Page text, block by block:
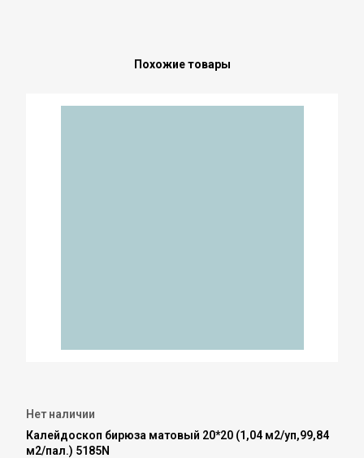
Похожие товары
Нет наличии
Калейдоскоп бирюза матовый 20*20 (1,04 м2/уп,99,84
м2/пал.) 5185N